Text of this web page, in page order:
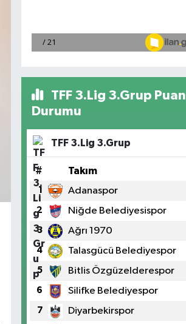
TFF 3.Lig 3.Grup Puan
Durumu
TFF 3.Lig 3.Grup
# Takım
1 Adanaspor
2 Niğde Belediyesispor
3 Ağrı 1970
4 Talasgücü Belediyespor
5 Bitlis Özgüzelderespor
6 Silifke Belediyespor
7 Diyarbekirspor